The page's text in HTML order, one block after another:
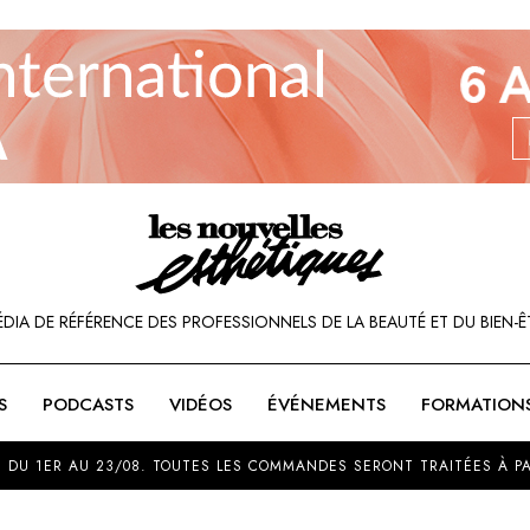
DE RÉFÉRENCE DES PROFESSIONNELS DE LA BEAUTÉ ET DU BIEN-
PODCASTS VIDÉOS ÉVÉNEMENTS
DU 1ER AU 23/08. TOUTES LES COMMANDES SERONT TRAITÉES